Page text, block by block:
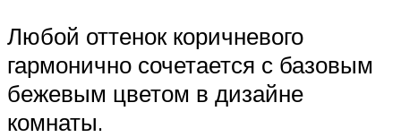
Любой оттенок коричневого
гармонично сочетается с базовым
бежевым цветом в дизайне
комнаты.